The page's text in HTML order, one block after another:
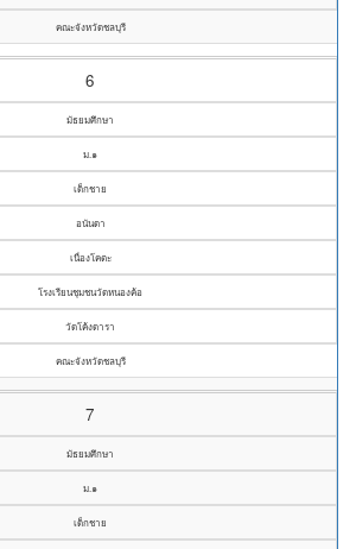
คณะจังหวัดชลบุรี
6
มัธยมศึกษา
ม.๑
เด็กชาย
อนันดา
เนื่องโคตะ
โรงเรียนชุมชนวัดหนองค้อ
วัดโค้งดารา
คณะจังหวัดชลบุรี
7
มัธยมศึกษา
ม.๑
เด็กชาย